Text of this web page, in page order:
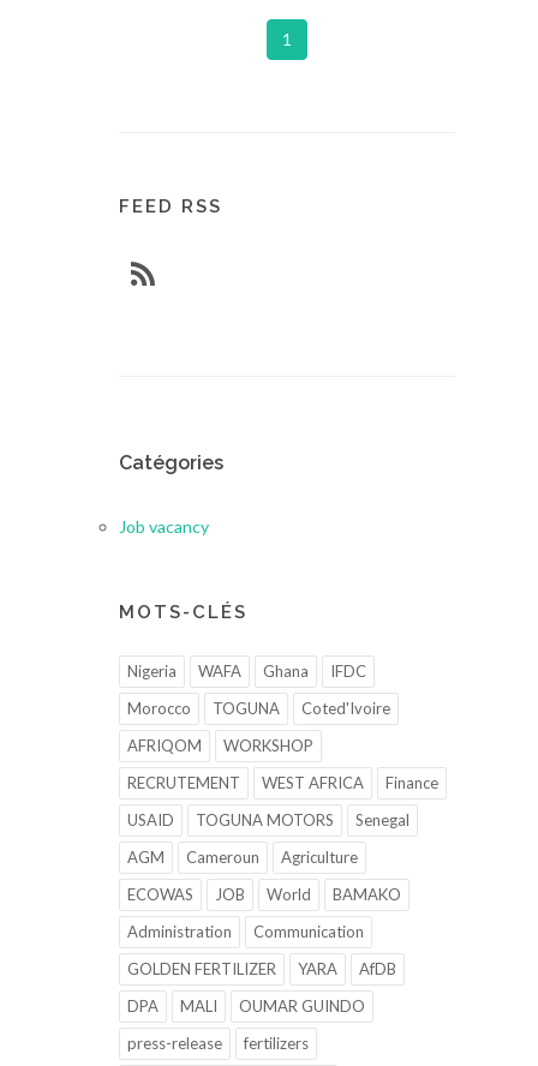
1
FEED RSS
Catégories
Job vacancy
MOTS-CLÉS
Nigeria WAFA Ghana
IFDC
Morocco
TOGUNA
Coted'Ivoire
AFRIQOM
WORKSHOP
RECRUTEMENT
WEST AFRICA
Finance
USAID
TOGUNA MOTORS
Senegal
AGM
Cameroun
Agriculture
ECOWAS
JOB World
BAMAKO
Administration
Communication
GOLDEN FERTILIZER
YARA
AfDB
DPA
MALI
OUMAR GUINDO
press-release
fertilizers